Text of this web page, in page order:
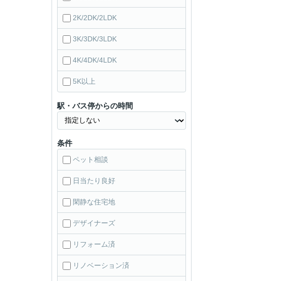
2K/2DK/2LDK
3K/3DK/3LDK
4K/4DK/4LDK
5K以上
駅・バス停からの時間
条件
ペット相談
日当たり良好
閑静な住宅地
デザイナーズ
リフォーム済
リノベーション済